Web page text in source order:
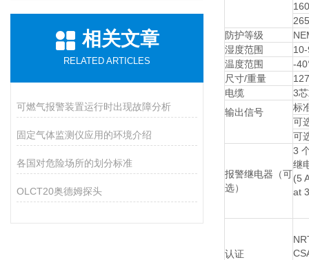
相关文章
RELATED ARTICLES
可燃气报警装置运行时出现故障分析
固定气体监测仪应用的环境介绍
各国对危险场所的划分标准
OLCT20奥德姆探头
防护等级
湿度范围
温度范围
-
尺寸/重量
电缆
3
输出信号
标
可
可
报警继电器（可
选）
3
继
(5
at
认证